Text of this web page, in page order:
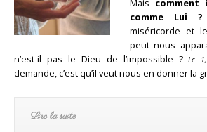
Mais comment
comme Lui ?
miséricorde et
peut nous
n’est-il pas le Dieu de l’impossible ?Lc
demande, c’est qu’il veut nous en donner la
Lire la suite